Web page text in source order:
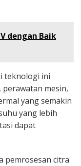
dengan Baik
teknologi ini
mesin,
yang semakin
yang lebih
dapat
pemrosesan citra